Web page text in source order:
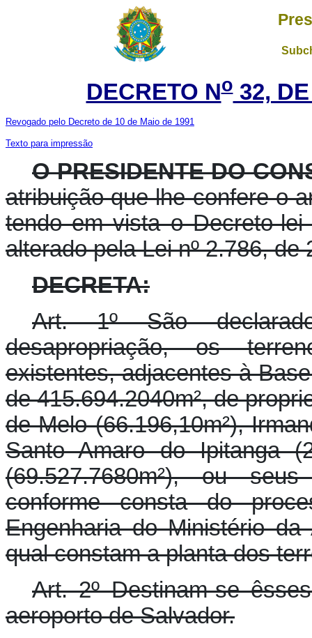
DECRETO No32, DE
Revogado pelo Decreto de 10 de Maio de 1991
Texto para impressão
O PRESIDENTE DO
atribuição que lhe confere o
tendo em vista o Decreto-
alterado pela Lei nº 2.786, de
DECRETA:
Art. 1º São
desapropriação, os
existentes, adjacentes à
de 415.694.2040m², de
de Melo (66.196,10m²),
Santo Amaro do Ipitanga
(69.527.7680m²), ou
conforme consta do
Engenharia do Ministério
qual constam a planta dos
Art. 2º Destinam-se
aeroporto de Salvador.